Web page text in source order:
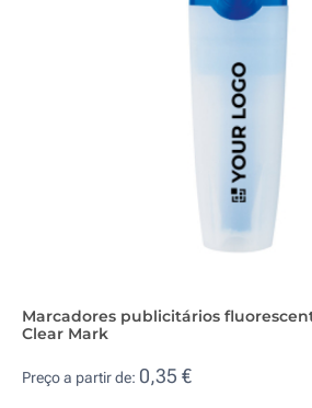
Marcadores publicitários
Clear Mark
Preço a partir de: 0,35 €